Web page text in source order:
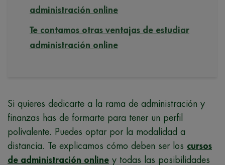
administración online
Te contamos otras ventajas de estudiar
administración online
Si quieres dedicarte a la rama de administración y
finanzas has de formarte para tener un perfil
polivalente. Puedes optar por la modalidad a
distancia. Te explicamos cómo deben ser los cursos
de administración online y todas las posibilidades